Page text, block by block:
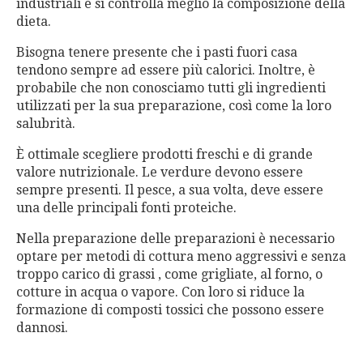
industriali e si controlla meglio la composizione della
dieta.
Bisogna tenere presente che i pasti fuori casa
tendono sempre ad essere più calorici. Inoltre, è
probabile che non conosciamo tutti gli ingredienti
utilizzati per la sua preparazione, così come la loro
salubrità.
È ottimale scegliere prodotti freschi e di grande
valore nutrizionale. Le verdure devono essere
sempre presenti. Il pesce, a sua volta, deve essere
una delle principali fonti proteiche.
Nella preparazione delle preparazioni è necessario
optare per metodi di cottura meno aggressivi e senza
troppo carico di grassi , come grigliate, al forno, o
cotture in acqua o vapore. Con loro si riduce la
formazione di composti tossici che possono essere
dannosi.